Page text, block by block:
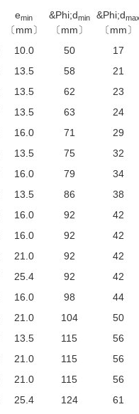
emin
〔mm〕
&Phi;dmin
〔mm〕
&Phi;dmax
〔mm〕
10.0 50 17
13.5 58 21
13.5 62 23
13.5 63 24
16.0 71 29
13.5 75 32
16.0 79 34
13.5 86 38
16.0 92 42
16.0 92 42
21.0 92 42
25.4 92 42
16.0 98 44
21.0 104 50
13.5 115 56
21.0 115 56
21.0 115 56
25.4 124 61